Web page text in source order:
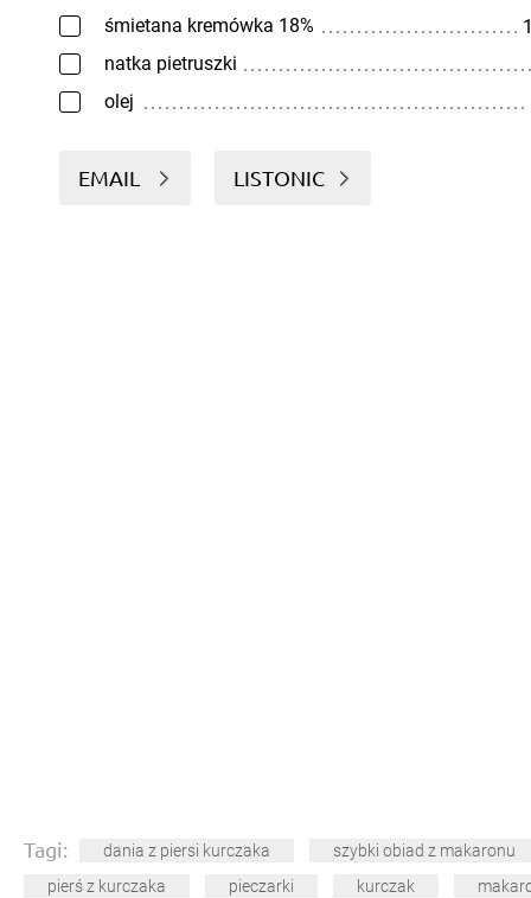
śmietana kremówka 18%
natka pietruszki
olej
EMAIL LISTONIC
Tagi: dania z piersi kurczaka szybki obiad z makaronu
pierś z kurczaka
pieczarki kurczak